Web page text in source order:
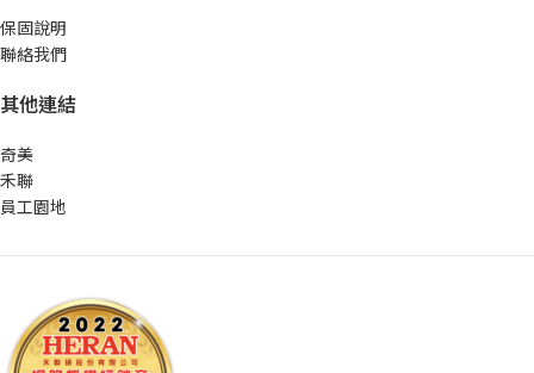
保固說明
聯絡我們
其他連結
奇美
禾聯
員工園地